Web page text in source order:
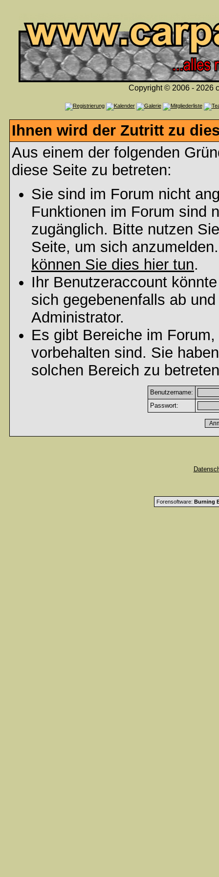
Copyright © 2006 - 2026
Ihnen wird der Zutritt zu
Aus einem der folgenden
diese Seite zu betreten:
Sie sind im Forum nicht
Funktionen im Forum sind
zugänglich. Bitte nutzen
Seite, um sich
können Sie dies hier tun.
Ihr Benutzeraccount
sich gegebenenfalls ab
Administrator.
Es gibt Bereiche im
vorbehalten sind. Sie
solchen Bereich zu
Benutzername:
Passwort:
Forensoftware: Burning